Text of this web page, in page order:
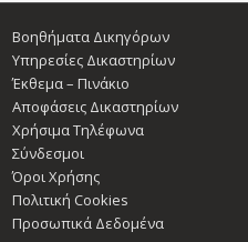
Βοηθήματα Δικηγόρων
Υπηρεσίες Δικαστηρίων
Έκθεμα – Πινάκιο
Αποφάσεις Δικαστηρίων
Χρήσιμα Τηλέφωνα
Σύνδεσμοι
Όροι Χρήσης
Πολιτική Cookies
Προσωπικά Δεδομένα